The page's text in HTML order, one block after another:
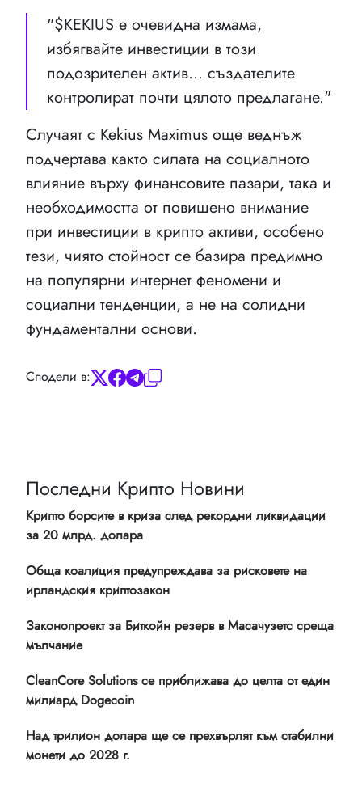
"$KEKIUS е очевидна измама,
избягвайте инвестиции в този
подозрителен актив... създателите
контролират почти цялото предлагане."
Случаят с Kekius Maximus още веднъж
подчертава както силата на социалното
влияние върху финансовите пазари, така и
необходимостта от повишено внимание
при инвестиции в крипто активи, особено
тези, чиято стойност се базира предимно
на популярни интернет феномени и
социални тенденции, а не на солидни
фундаментални основи.
Сподели в:
Последни Крипто Новини
Крипто борсите в криза след рекордни ликвидации
за 20 млрд. долара
Обща коалиция предупреждава за рисковете на
ирландския криптозакон
Законопроект за Биткойн резерв в Масачузетс среща
мълчание
CleanCore Solutions се приближава до целта от един
милиард Dogecoin
Над трилион долара ще се прехвърлят към стабилни
монети до 2028 г.